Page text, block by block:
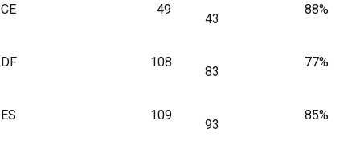
CE 49
43
88%
DF 108
83
77%
ES 109
93
85%